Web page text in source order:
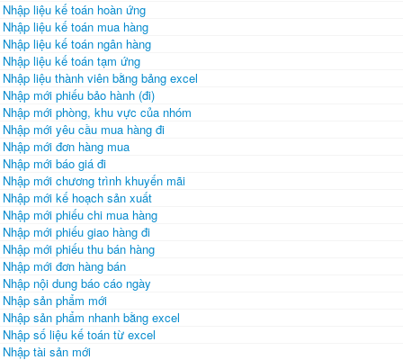
Nhập liệu kế toán hoàn ứng
Nhập liệu kế toán mua hàng
Nhập liệu kế toán ngân hàng
Nhập liệu kế toán tạm ứng
Nhập liệu thành viên bằng bảng excel
Nhập mới phiếu bảo hành (đi)
Nhập mới phòng, khu vực của nhóm
Nhập mới yêu cầu mua hàng đi
Nhập mới đơn hàng mua
Nhập mới báo giá đi
Nhập mới chương trình khuyến mãi
Nhập mới kế hoạch sản xuất
Nhập mới phiếu chi mua hàng
Nhập mới phiếu giao hàng đi
Nhập mới phiếu thu bán hàng
Nhập mới đơn hàng bán
Nhập nội dung báo cáo ngày
Nhập sản phẩm mới
Nhập sản phẩm nhanh bằng excel
Nhập số liệu kế toán từ excel
Nhập tài sản mới